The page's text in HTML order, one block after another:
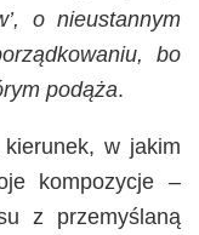
o nieustannym
bo
podąża.
kierunek, w jakim
kompozycje –
z przemyślaną